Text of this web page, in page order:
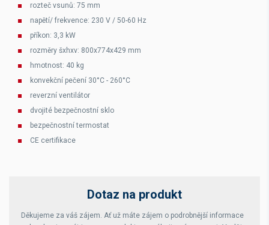
rozteč vsunů: 75 mm
napětí/ frekvence: 230 V / 50-60 Hz
příkon: 3,3 kW
rozměry šxhxv: 800x774x429 mm
hmotnost: 40 kg
konvekční pečení 30°C - 260°C
reverzní ventilátor
dvojité bezpečnostní sklo
bezpečnostní termostat
CE certifikace
Dotaz na produkt
Děkujeme za váš zájem. Ať už máte zájem o podrobnější informace